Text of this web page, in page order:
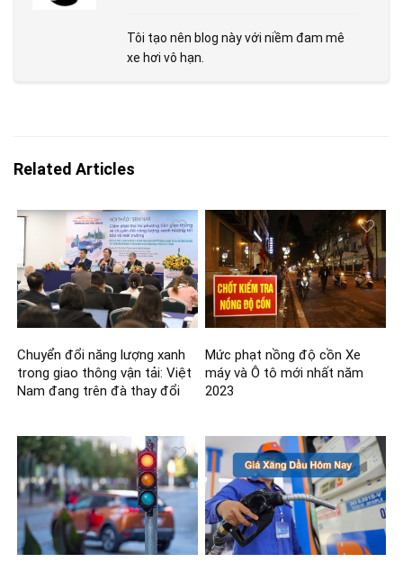
Tôi tạo nên blog này với niềm đam mê
xe hơi vô hạn.
Related Articles
Chuyển đổi năng lượng xanh
trong giao thông vận tải: Việt
Nam đang trên đà thay đổi
Mức phạt nồng độ cồn Xe
máy và Ô tô mới nhất năm
2023